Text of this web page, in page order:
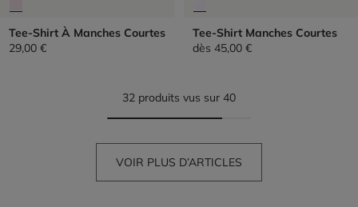
Tee-Shirt À Manches Courtes
29,00 €
Tee-Shirt Manches Courtes
dès 45,00 €
32 produits vus sur 40
VOIR PLUS D’ARTICLES